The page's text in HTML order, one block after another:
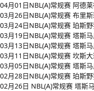
04月01日NBL(A)常规赛 阿德
03月26日NBL(A)常规赛 布里
03月24日NBL(A)常规赛 珀斯
03月19日NBL(A)常规赛 塔斯
03月13日NBL(A)常规赛 塔斯
03月11日NBL(A)常规赛 坎斯
03月05日NBL(A)常规赛 塔斯
02月28日NBL(A)常规赛 珀斯
02月26日 NBL(A)常规赛 塔斯